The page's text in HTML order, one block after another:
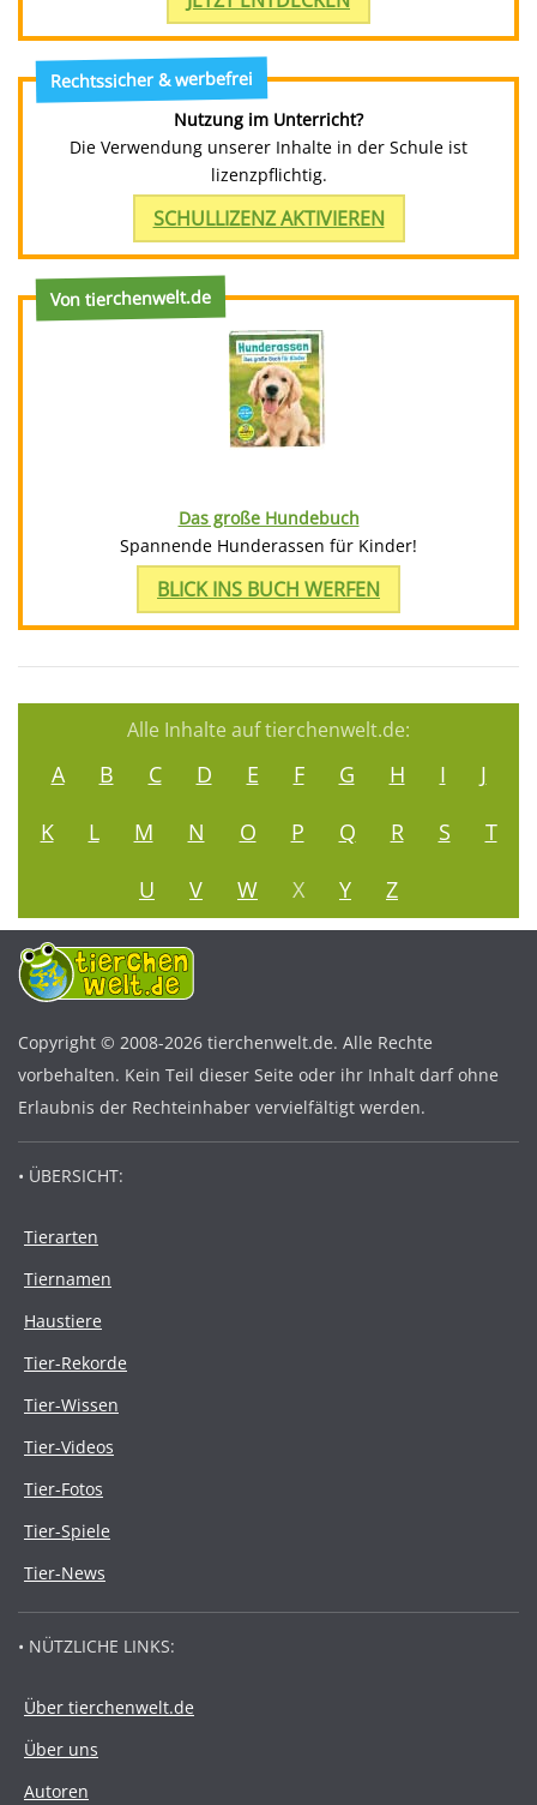
Rechtssicher & werbefrei
Nutzung im Unterricht?
Die Verwendung unserer Inhalte in der Schule ist
lizenzpflichtig.
SCHULLIZENZ AKTIVIEREN
Von tierchenwelt.de
Das große Hundebuch
Spannende Hunderassen für Kinder!
BLICK INS BUCH WERFEN
Alle Inhalte auf tierchenwelt.de:
A B C D E F G H I
J
K
L M N O P Q R S
T
U
V W X Y Z
Copyright © 2008-2026 tierchenwelt.de. Alle Rechte
vorbehalten. Kein Teil dieser Seite oder ihr Inhalt darf ohne
Erlaubnis der Rechteinhaber vervielfältigt werden.
• ÜBERSICHT:
Tierarten
Tiernamen
Haustiere
Tier-Rekorde
Tier-Wissen
Tier-Videos
Tier-Fotos
Tier-Spiele
Tier-News
• NÜTZLICHE LINKS:
Über tierchenwelt.de
Über uns
Autoren